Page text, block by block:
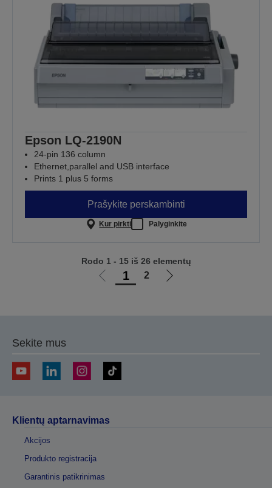
Epson LQ-2190N
24-pin 136 column
Ethernet,parallel and USB interface
Prints 1 plus 5 forms
Prašykite perskambinti
Kur pirkti Palyginkite
Eiti
1 2
Eiti
Rodo 1 - 15 iš 26 elementų
Sekite mus
Klientų aptarnavimas
Akcijos
Produkto registracija
Garantinis patikrinimas